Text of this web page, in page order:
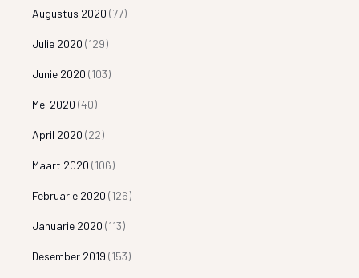
Augustus 2020 (77)
Julie 2020 (129)
Junie 2020 (103)
Mei 2020 (40)
April 2020 (22)
Maart 2020 (106)
Februarie 2020 (126)
Januarie 2020 (113)
Desember 2019 (153)